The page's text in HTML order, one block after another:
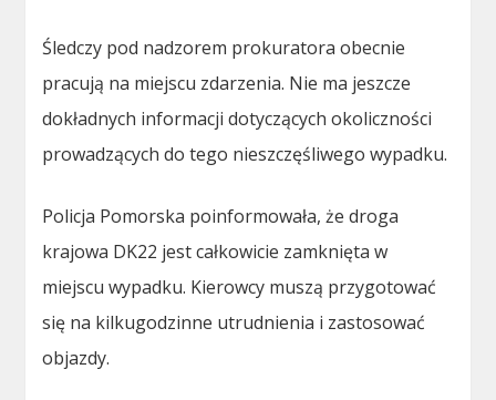
Śledczy pod nadzorem prokuratora obecnie
pracują na miejscu zdarzenia. Nie ma jeszcze
dokładnych informacji dotyczących okoliczności
prowadzących do tego nieszczęśliwego wypadku.
Policja Pomorska poinformowała, że droga
krajowa DK22 jest całkowicie zamknięta w
miejscu wypadku. Kierowcy muszą przygotować
się na kilkugodzinne utrudnienia i zastosować
objazdy.